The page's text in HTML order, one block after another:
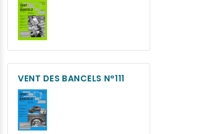
VENT DES BANCELS N°111